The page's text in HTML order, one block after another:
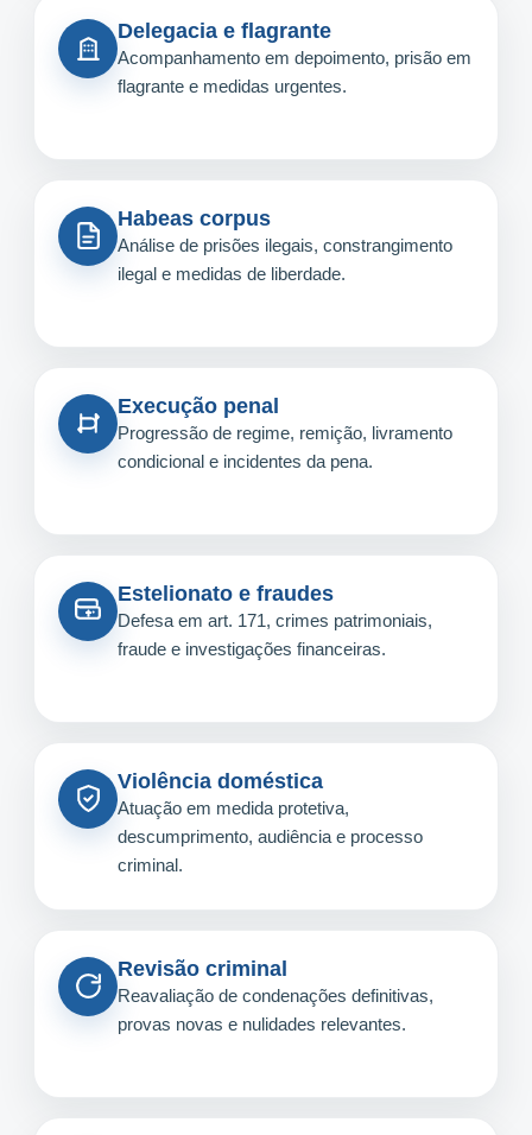
Delegacia e flagrante
Acompanhamento em depoimento, prisão em
flagrante e medidas urgentes.
Habeas corpus
Análise de prisões ilegais, constrangimento
ilegal e medidas de liberdade.
Execução penal
Progressão de regime, remição, livramento
condicional e incidentes da pena.
Estelionato e fraudes
Defesa em art. 171, crimes patrimoniais,
fraude e investigações financeiras.
Violência doméstica
Atuação em medida protetiva,
descumprimento, audiência e processo
criminal.
Revisão criminal
Reavaliação de condenações definitivas,
provas novas e nulidades relevantes.